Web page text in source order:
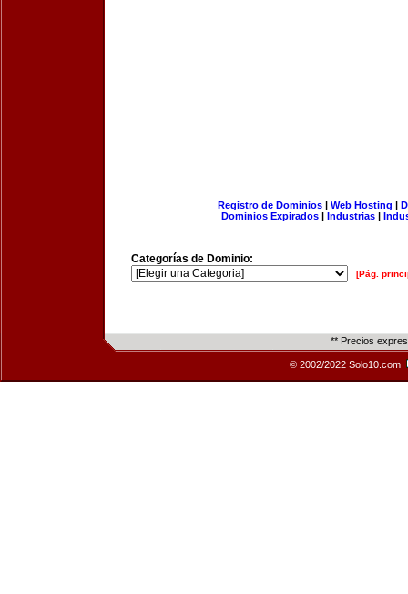
Registro de Dominios| Web Hosting |
Dominios Expirados | Industrias |
Categorías de Dominio:
[Pág.
** Precios
© 2002/2022 Solo10.com